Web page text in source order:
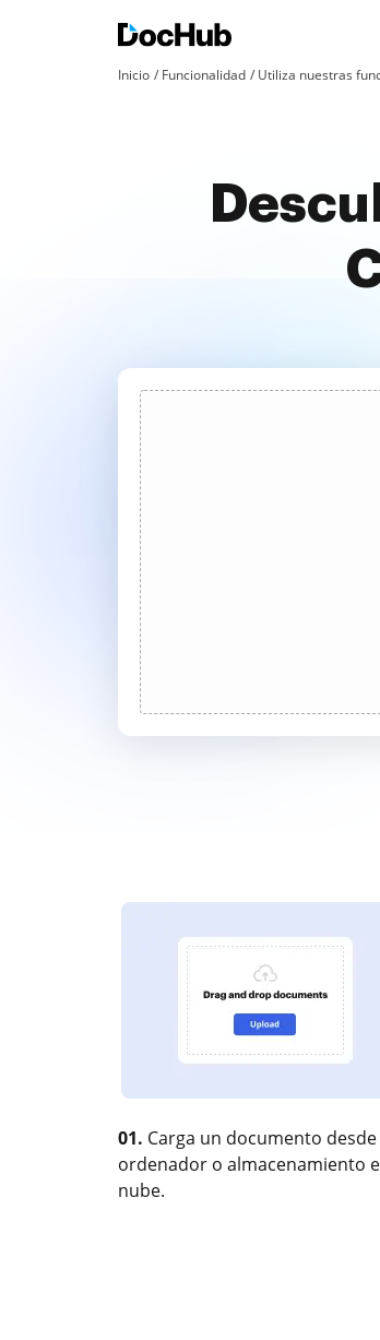
Inicio Funcionalidad Utiliza nuestras
01. Carga un documento
ordenador o almacenamiento
nube.